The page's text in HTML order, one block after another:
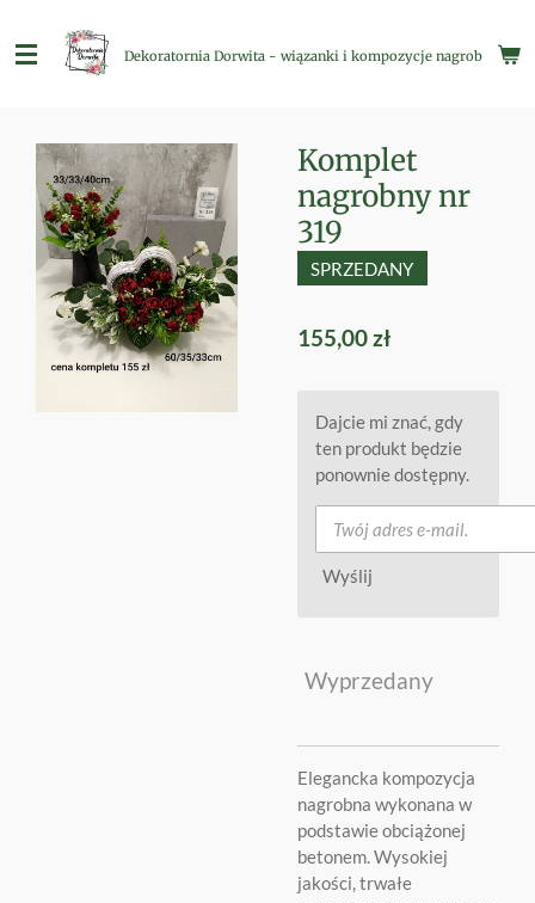
do
głównej
Dekoratornia Dorwita - wiązanki i kompozycje nagrobne
Komplet
nagrobny nr
319
SPRZEDANY
155,00 zł
Dajcie mi znać, gdy
ten produkt będzie
ponownie dostępny.
Wyślij
Wyprzedany
Elegancka kompozycja
nagrobna wykonana w
podstawie obciążonej
betonem. Wysokiej
jakości, trwałe